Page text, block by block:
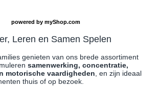
powered by myShop.com
Leren en Samen Spelen
genieten van ons brede assortiment
samenwerking, concentratie,
motorische vaardigheden, en zijn ideaal
thuis of op bezoek.